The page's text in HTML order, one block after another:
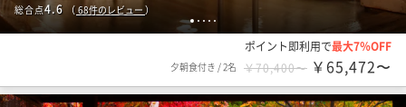
1 2 3 4 5
総合点4.6 （ 68件のレビュー）
ポイント即利用で最大7％OFF
夕朝食付き /2名 ￥70,400〜 ￥65,472〜